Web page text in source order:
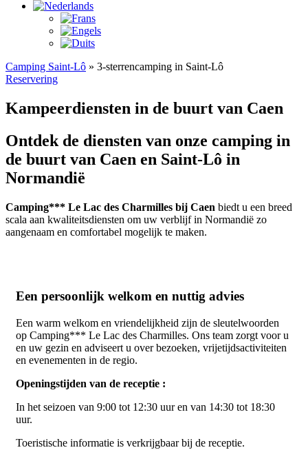
Camping Saint-Lô » 3-sterrencamping in Saint-Lô
Reservering
Kampeerdiensten in de buurt van Caen
Ontdek de diensten van onze camping in
de buurt van Caen en Saint-Lô in
Normandië
Camping*** Le Lac des Charmilles bij Caen biedt u een breed
scala aan kwaliteitsdiensten om uw verblijf in Normandië zo
aangenaam en comfortabel mogelijk te maken.
Een persoonlijk welkom en nuttig advies
Een warm welkom en vriendelijkheid zijn de sleutelwoorden
op Camping*** Le Lac des Charmilles. Ons team zorgt voor u
en uw gezin en adviseert u over bezoeken, vrijetijdsactiviteiten
en evenementen in de regio.
Openingstijden van de receptie :
In het seizoen van 9:00 tot 12:30 uur en van 14:30 tot 18:30
uur.
Toeristische informatie is verkrijgbaar bij de receptie.